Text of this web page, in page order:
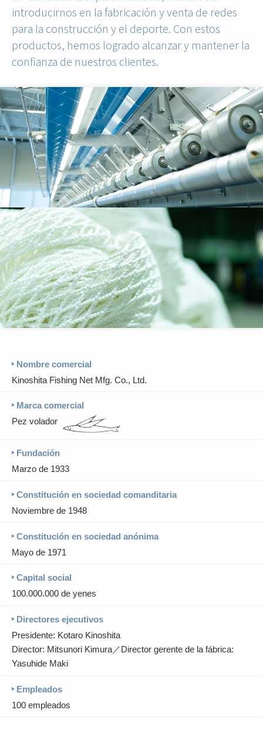
introducirnos en la fabricación y venta de redes
para la construcción y el deporte. Con estos
productos, hemos logrado alcanzar y mantener la
confianza de nuestros clientes.
Nombre comercial
Kinoshita Fishing Net Mfg. Co., Ltd.
Marca comercial
Pez volador
Fundación
Marzo de 1933
Constitución en sociedad comanditaria
Noviembre de 1948
Constitución en sociedad anónima
Mayo de 1971
Capital social
100.000.000 de yenes
Directores ejecutivos
Presidente: Kotaro Kinoshita
Director: Mitsunori Kimura／Director gerente de la fábrica:
Yasuhide Maki
Empleados
100 empleados